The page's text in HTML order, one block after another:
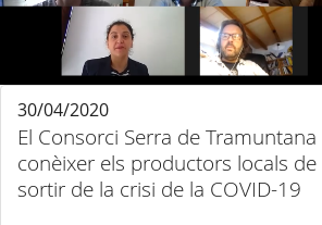
El Consorci Serra de
conèixer els productors locals de
sortir de la crisi de la COVID-19
30/04/2020